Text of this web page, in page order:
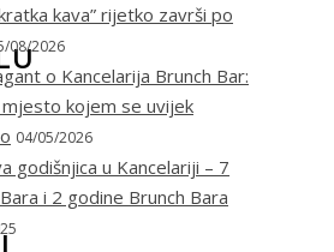
kava” rijetko završi po
08/2026
o Kancelarija Brunch Bar:
kojem se uvijek
04/05/2026
godišnjica u Kancelariji – 7
i 2 godine Brunch Bara